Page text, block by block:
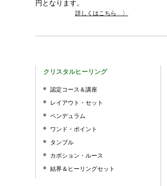
円となります。
詳しくはこちら 〉
クリスタルヒーリング
認定コース＆講座
レイアウト・セット
ペンデュラム
ワンド・ポイント
タンブル
カボション・ルース
結界＆ヒーリングセット